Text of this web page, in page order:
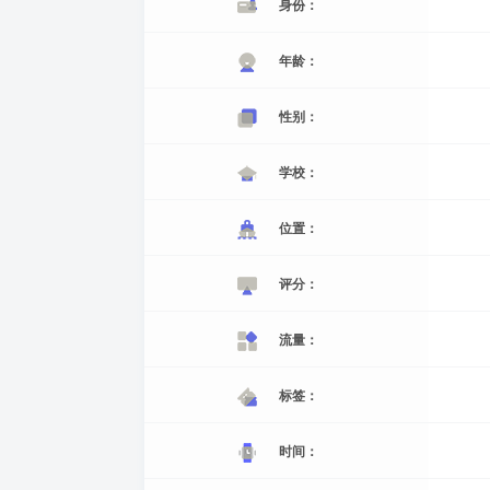
身份：
年龄：
性别：
学校：
位置：
评分：
流量：
标签：
时间：